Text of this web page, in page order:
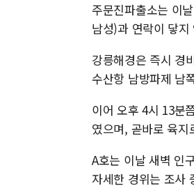
주문진파출소는 이
남성)과 연락이 닿
강릉해경은 즉시 경
수산항 남방파제 남
이어 오후 4시 13분
였으며, 곧바로 육
A호는 이날 새벽 인
자세한 경위는 조사